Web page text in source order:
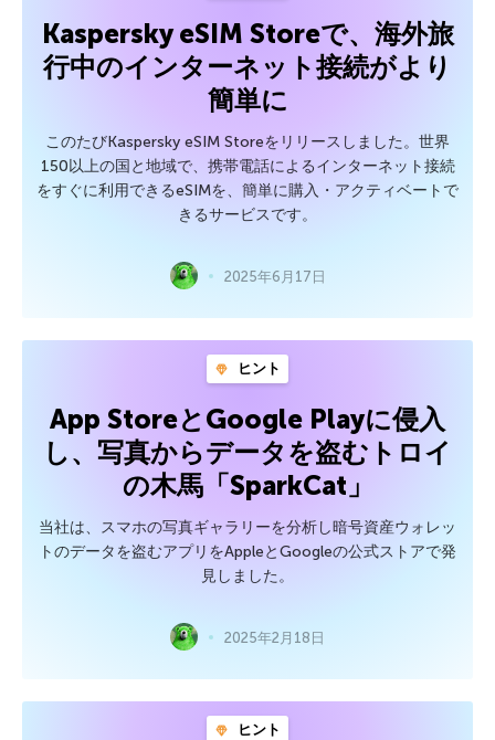
Kaspersky eSIM Storeで、海外旅
行中のインターネット接続がより
簡単に
このたびKaspersky eSIM Storeをリリースしました。世界
150以上の国と地域で、携帯電話によるインターネット接続
をすぐに利用できるeSIMを、簡単に購入・アクティベートで
きるサービスです。
2025年6月17日
ヒント
App StoreとGoogle Playに侵入
し、写真からデータを盗むトロイ
の木馬「SparkCat」
当社は、スマホの写真ギャラリーを分析し暗号資産ウォレッ
トのデータを盗むアプリをAppleとGoogleの公式ストアで発
見しました。
2025年2月18日
ヒント